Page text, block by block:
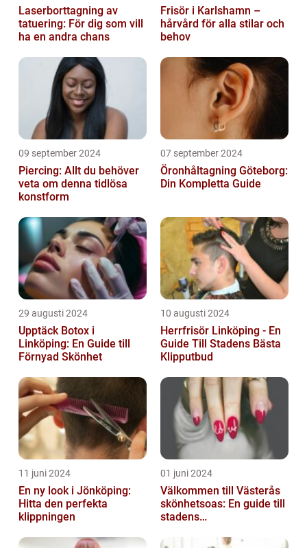
Laserborttagning av
tatuering: För dig som vill
ha en andra chans
Frisör i Karlshamn –
hårvård för alla stilar och
behov
09 september 2024
Piercing: Allt du behöver
veta om denna tidlösa
konstform
07 september 2024
Öronhåltagning Göteborg:
Din Kompletta Guide
29 augusti 2024
Upptäck Botox i
Linköping: En Guide till
Förnyad Skönhet
10 augusti 2024
Herrfrisör Linköping - En
Guide Till Stadens Bästa
Klipputbud
11 juni 2024
En ny look i Jönköping:
Hitta den perfekta
klippningen
01 juni 2024
Välkommen till Västerås
skönhetsoas: En guide till
stadens